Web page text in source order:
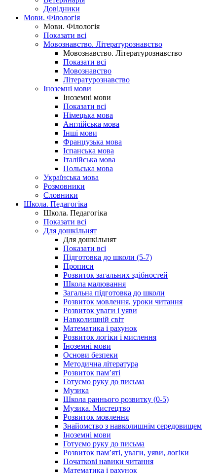
Довідники
Мови. Філологія
Мови. Філологія
Показати всі
Мовознавство. Літературознавство
Мовознавство. Літературознавство
Показати всі
Мовознавство
Літературознавство
Іноземні мови
Іноземні мови
Показати всі
Німецька мова
Англійська мова
Інші мови
Французька мова
Іспанська мова
Італійська мова
Польська мова
Українська мова
Розмовники
Словники
Школа. Педагогіка
Школа. Педагогіка
Показати всі
Для дошкільнят
Для дошкільнят
Показати всі
Підготовка до школи (5-7)
Прописи
Розвиток загальних здібностей
Школа малювання
Загальна підготовка до школи
Розвиток мовлення, уроки читання
Розвиток уваги і уяви
Навколишній світ
Математика і рахунок
Розвиток логіки і мислення
Іноземні мови
Основи безпеки
Методична література
Розвиток пам’яті
Готуємо руку до письма
Музика
Школа раннього розвитку (0-5)
Музика. Мистецтво
Розвиток мовлення
Знайомство з навколишнім середовищем
Іноземні мови
Готуємо руку до письма
Розвиток пам’яті, уваги, уяви, логіки
Початкові навики читання
Математика і рахунок